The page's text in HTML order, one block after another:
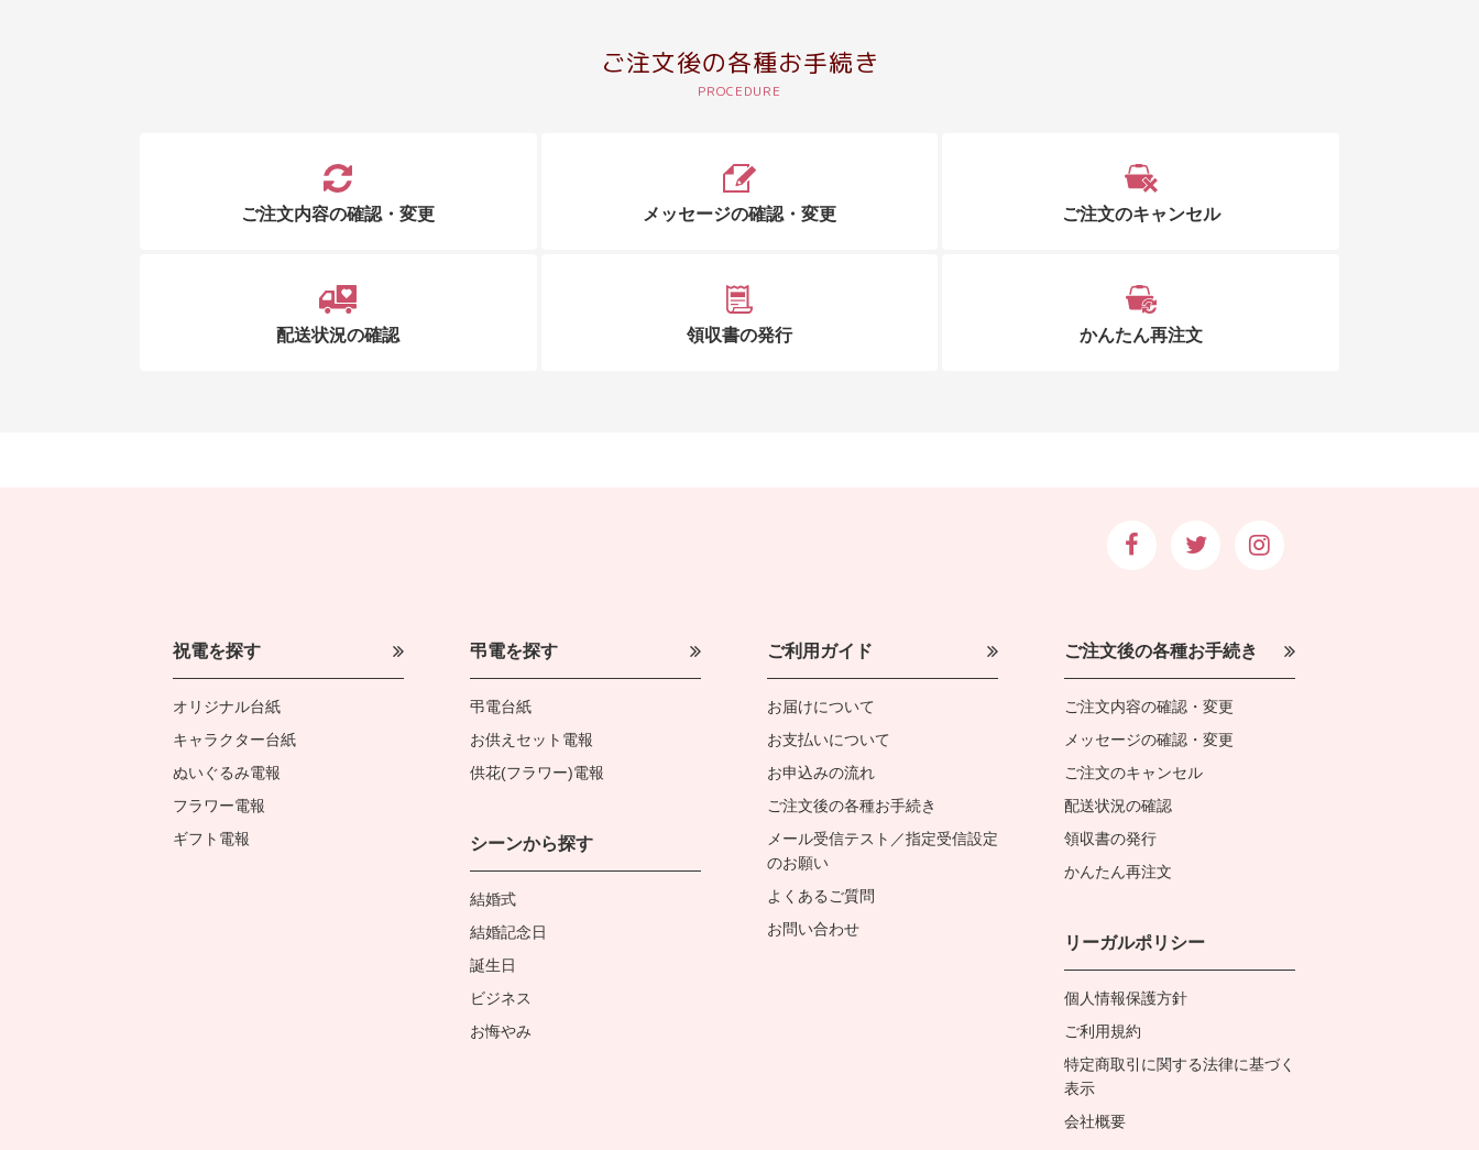
ご注文後の各種お手続き
ご注文内容の確認・変更 メッセージの確認・変更 ご注文のキャンセル
配送状況の確認 領収書の発行 かんたん再注文
祝電を探す
オリジナル台紙
キャラクター台紙
ぬいぐるみ電報
フラワー電報
ギフト電報
弔電を探す
弔電台紙
お供えセット電報
供花(フラワー)電報
シーンから探す
結婚式
結婚記念日
誕生日
ビジネス
お悔やみ
ご利用ガイド
お届けについて
お支払いについて
お申込みの流れ
ご注文後の各種お手続き
メール受信テスト／指定受信設定
のお願い
よくあるご質問
お問い合わせ
ご注文後の各種お手続き
ご注文内容の確認・変更
メッセージの確認・変更
ご注文のキャンセル
配送状況の確認
領収書の発行
かんたん再注文
リーガルポリシー
個人情報保護方針
ご利用規約
特定商取引に関する法律に基づく
表示
会社概要